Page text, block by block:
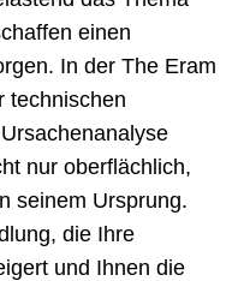
einen
In der The Eram
technischen
nur oberflächlich,
seinem Ursprung.
die Ihre
und Ihnen die